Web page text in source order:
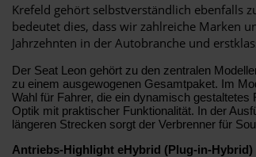
Krefeld gehört selbstverständlich ebenfalls
bedeutet dies, dass wir zahlreiche Marken
Jahrzehnten in der Autobranche und
Der Seat Leon gehört zu den zentralen
zu einem ausgewogenen Gesamtpaket. Im
Wahl für Fahrer, die ein dynamisch
Optik mit praktischer Funktionalität. In der
längeren Strecken sorgt der Verbrenner für
Antriebs-Highlight eHybrid (Plug-in-Hybrid)